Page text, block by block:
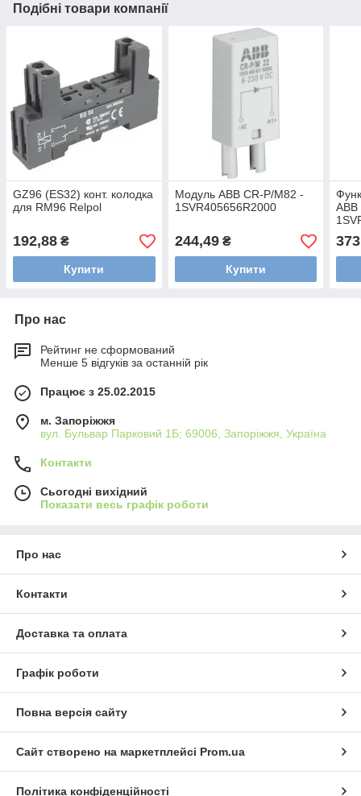
Подібні товари компанії
GZ96 (ES32) конт. колодка
для RM96 Relpol
192,88 ₴
Купити
Модуль ABB CR-P/M82 -
1SVR405656R2000
244,49₴
Купити
Про нас
Рейтинг не сформований
Менше 5 відгуків за останній рік
Працює з 25.02.2015
м. Запоріжжя
вул. Бульвар Парковий 1Б; 69006, Запоріжжя, Україна
Контакти
Сьогодні вихідний
Показати весь графік роботи
Про нас
Контакти
Доставка та оплата
Графік роботи
Повна версія сайту
Сайт створено на маркетплейсі Prom.ua
Політика конфіденційності